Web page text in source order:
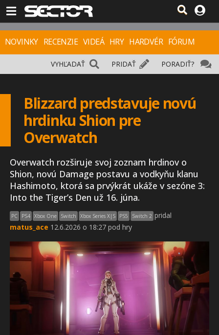
NOVINKY RECENZIE VIDEÁ HRY HARDVÉR FÓRUM
PORADIŤ?
PRIDAŤ
VYHĽADAŤ
Blizzard predstavuje novú
hrdinku Shion pre
Overwatch
Overwatch rozširuje svoj zoznam hrdinov o
Shion, novú Damage postavu a vodkyňu klanu
Hashimoto, ktorá sa prvýkrát ukáže v sezóne 3:
Into the Tiger’s Den už 16. júna.
PC PS4 Xbox One Switch Xbox Series X|S PS5 Switch 2 pridal
matus_ace 12.6.2026 o 18:27 pod hry